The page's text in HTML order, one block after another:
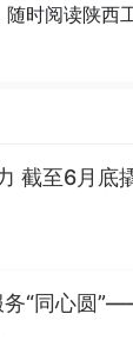
随时阅读陕西
截至6月底
务“同心圆